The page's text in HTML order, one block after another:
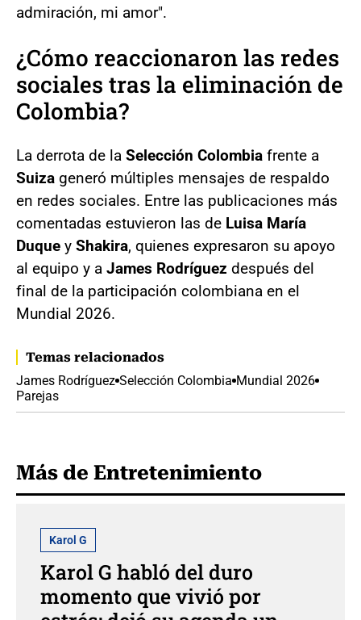
admiración, mi amor".
¿Cómo reaccionaron las redes
sociales tras la eliminación de
Colombia?
La derrota de la Selección Colombia frente a
Suiza generó múltiples mensajes de respaldo
en redes sociales. Entre las publicaciones más
comentadas estuvieron las de Luisa María
Duque y Shakira, quienes expresaron su apoyo
al equipo y a James Rodríguez después del
final de la participación colombiana en el
Mundial 2026.
Temas relacionados
James Rodríguez Selección Colombia Mundial 2026
Parejas
Más de Entretenimiento
Karol G
Karol G habló del duro
momento que vivió por